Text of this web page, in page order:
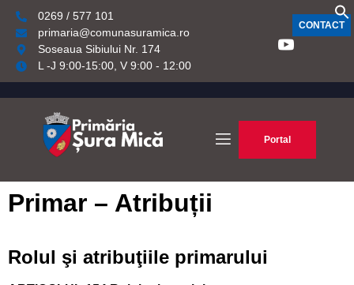
0269 / 577 101
primaria@comunasuramica.ro
Soseaua Sibiului Nr. 174
L -J 9:00-15:00, V 9:00 - 12:00
CONTACT
Portal
Primar – Atribuții
Rolul şi atribuţiile primarului